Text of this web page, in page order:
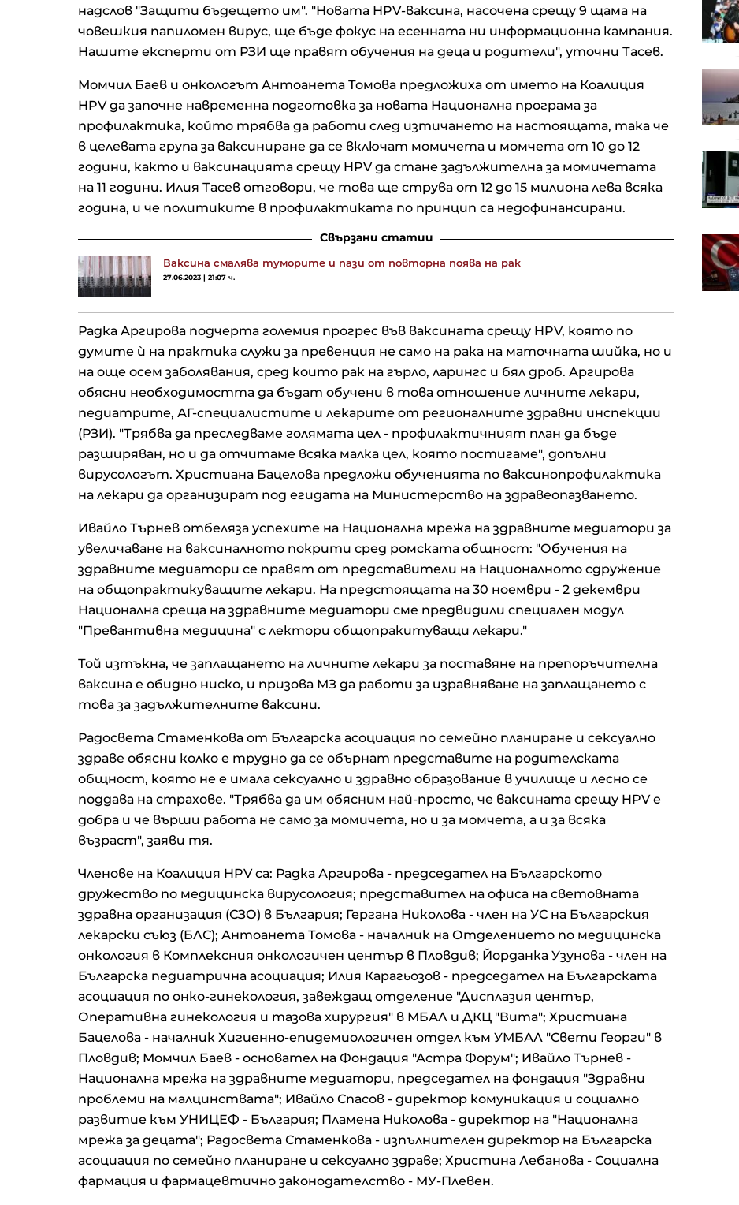
надслов "Защити бъдещето им". "Новата НPV-ваксина, насочена срещу 9 щама на
човешкия папиломен вирус, ще бъде фокус на есенната ни информационна кампания.
Нашите експерти от РЗИ ще правят обучения на деца и родители", уточни Тасев.
Момчил Баев и онкологът Антоанета Томова предложиха от името на Коалиция
HPV да започне навременна подготовка за новата Национална програма за
профилактика, който трябва да работи след изтичането на настоящата, така че
в целевата група за ваксиниране да се включат момичета и момчета от 10 до 12
години, както и ваксинацията срещу HPV да стане задължителна за момичетата
на 11 години. Илия Тасев отговори, че това ще струва от 12 до 15 милиона лева всяка
година, и че политиките в профилактиката по принцип са недофинансирани.
Свързани статии
Ваксина смалява туморите и пази от повторна поява на рак
27.06.2023 | 21:07 ч.
Радка Аргирова подчерта големия прогрес във ваксината срещу HPV, която по
думите ѝ на практика служи за превенция не само на рака на маточната шийка, но и
на още осем заболявания, сред които рак на гърло, ларингс и бял дроб. Аргирова
обясни необходимостта да бъдат обучени в това отношение личните лекари,
педиатрите, АГ-специалистите и лекарите от регионалните здравни инспекции
(РЗИ). "Трябва да преследваме голямата цел - профилактичният план да бъде
разширяван, но и да отчитаме всяка малка цел, която постигаме", допълни
вирусологът. Христиана Бацелова предложи обученията по ваксинопрофилактика
на лекари да организират под егидата на Министерство на здравеопазването.
Ивайло Търнев отбеляза успехите на Национална мрежа на здравните медиатори за
увеличаване на ваксиналното покрити сред ромската общност: "Обучения на
здравните медиатори се правят от представители на Националното сдружение
на общопрактикуващите лекари. На предстоящата на 30 ноември - 2 декември
Национална среща на здравните медиатори сме предвидили специален модул
"Превантивна медицина" с лектори общопракитуващи лекари."
Той изтъкна, че заплащането на личните лекари за поставяне на препоръчителна
ваксина е обидно ниско, и призова МЗ да работи за изравняване на заплащането с
това за задължителните ваксини.
Радосвета Стаменкова от Българска асоциация по семейно планиране и сексуално
здраве обясни колко е трудно да се обърнат представите на родителската
общност, която не е имала сексуално и здравно образование в училище и лесно се
поддава на страхове. "Трябва да им обясним най-просто, че ваксината срещу HPV е
добра и че върши работа не само за момичета, но и за момчета, а и за всяка
възраст", заяви тя.
Членове на Коалиция HPV са: Радка Аргирова - председател на Българското
дружество по медицинска вирусология; представител на офиса на световната
здравна организация (СЗО) в България; Гергана Николова - член на УС на Българския
лекарски съюз (БЛС); Антоанета Томова - началник на Отделението по медицинска
онкология в Комплексния онкологичен център в Пловдив; Йорданка Узунова - член на
Българска педиатрична асоциация; Илия Карагьозов - председател на Българската
асоциация по онко-гинекология, завеждащ отделение "Дисплазия център,
Оперативна гинекология и тазова хирургия" в МБАЛ и ДКЦ "Вита"; Христиана
Бацeлова - началник Хигиенно-епидемиологичен отдел към УМБАЛ "Свети Георги" в
Пловдив; Момчил Баев - основател на Фондация "Астра Форум"; Ивайло Търнев -
Национална мрежа на здравните медиатори, председател на фондация "Здравни
проблеми на малцинствата"; Ивайло Спасов - директор комуникация и социално
развитие към УНИЦЕФ - България; Пламена Николова - директор на "Национална
мрежа за децата"; Радосвета Стаменкова - изпълнителен директор на Българска
асоциация по семейно планиране и сексуално здраве; Христина Лебанова - Социална
фармация и фармацевтично законодателство - МУ-Плевен.
повече от 16% за година до
близо 66 млрд. евро в края на
юни
Тръмп да строи новата бална
зала в Белия дом
германските доставчици на
авточасти расте
Анализатор: За Тръмп ще е по-
срещу Иран на следващия